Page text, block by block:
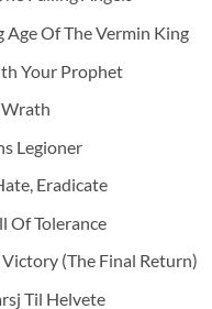
Age Of The Vermin King
Your Prophet
Legioner
Eradicate
Of Tolerance
(The Final Return)
Til Helvete